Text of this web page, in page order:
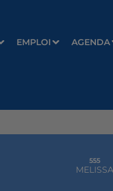
EMPLOI AGENDA
555
MELISSA